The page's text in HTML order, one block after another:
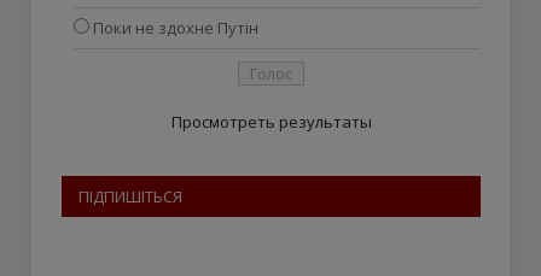
Поки не здохне Путін
Просмотреть результаты
ПІДПИШІТЬСЯ